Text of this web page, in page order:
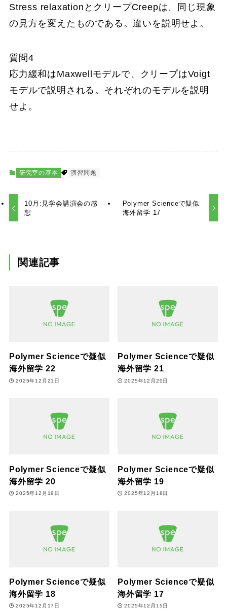
Stress relaxationとクリープCreepは、同じ現象
の見方を変えたものである。違いを説明せよ。
質問4
応力緩和はMaxwellモデルで、クリープはVoigt
モデルで説明される。それぞれのモデルを説明
せよ。
研究室の基本 演習問題
10月:見学会講演会の感
想
Polymer Scienceで疑似
海外留学 17
関連記事
Polymer Scienceで疑似
海外留学 22
2025年12月21日
Polymer Scienceで疑似
海外留学 21
2025年12月20日
Polymer Scienceで疑似
海外留学 20
2025年12月19日
Polymer Scienceで疑似
海外留学 19
2025年12月18日
Polymer Scienceで疑似
海外留学 18
2025年12月17日
Polymer Scienceで疑似
海外留学 17
2025年12月15日